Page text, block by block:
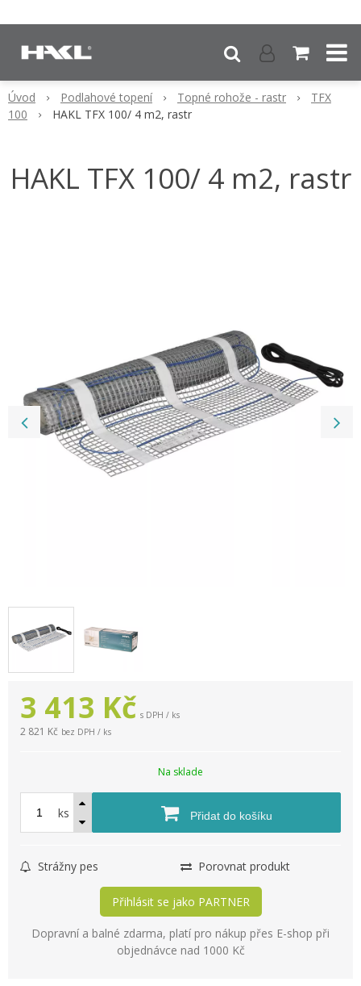
Úvod Podlahové topení Topné rohože - rastr
TFX
100
HAKL TFX 100/ 4 m2, rastr
HAKL TFX 100/ 4 m2, rastr
3 413 Kč s DPH / ks
2 821 Kč bez DPH / ks
Na sklade
ks Přidat do košíku
Strážny pes Porovnat produkt
Přihlásit se jako PARTNER
Dopravní a balné zdarma, platí pro nákup přes E-shop při
objednávce nad 1000 Kč